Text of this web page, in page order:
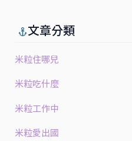
文章分類
米粒住哪兒
米粒吃什麼
米粒工作中
米粒愛出國